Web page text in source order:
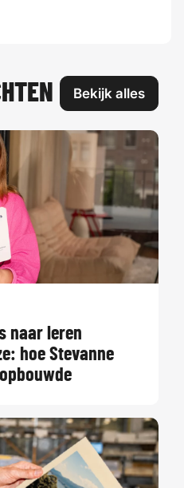
Bekijk alles
naar leren
hoe Stevanne